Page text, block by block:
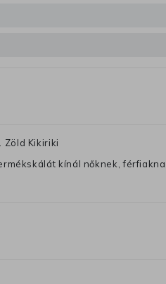
Zöld Kikiriki
kínál nőknek,